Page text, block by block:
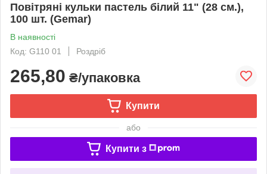
Повітряні кульки пастель білий 11" (28 см.),
100 шт. (Gemar)
В наявності
Код: G110 01
Роздріб
265,80 ₴/упаковка
Купити
або
Купити з